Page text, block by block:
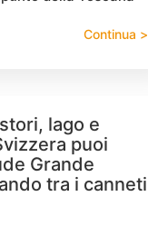
Continua >
lago e
puoi
Grande
tra i canneti